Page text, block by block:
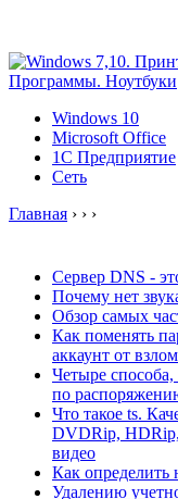
Windows 10
Microsoft Office
1C Предприятие
Сеть
Главная › › ›
Сервер DNS -
Почему нет
Обзор самых
Как поменять
аккаунт от
Четыре способа,
по
Что такое ts.
DVDRip,
видео
Как определить
Удалению